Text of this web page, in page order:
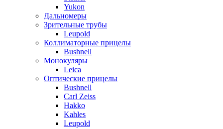
Yukon
Дальномеры
Зрительные трубы
Leupold
Коллиматорные прицелы
Bushnell
Монокуляры
Leica
Оптические прицелы
Bushnell
Carl Zeiss
Hakko
Kahles
Leupold